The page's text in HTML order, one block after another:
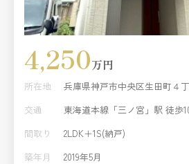
4,250万円
所在地
兵庫県神戸市中央区生田町４
交通
東海道本線「三ノ宮」駅 徒歩
間取り
2LDK＋1S(納戸)
築年月
2019年5月